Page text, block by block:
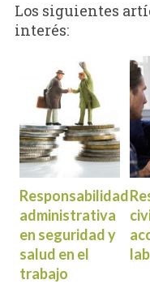
Los siguientes
interés:
Responsabilidad
administrativa
en seguridad y
salud en el
trabajo